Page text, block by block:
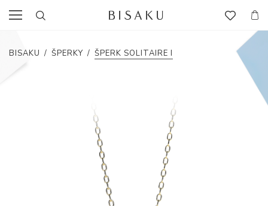
BISAKU / ŠPERKY / ŠPERK SOLITAIRE I